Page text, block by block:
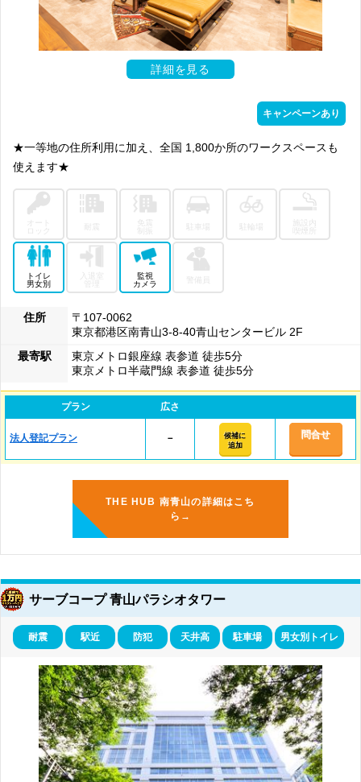
詳細を見る
キャンペーンあり
★一等地の住所利用に加え、全国 1,800か所のワークスペースも
使えます★
喫煙所
トイレ
男女別
入退室
監視
カメラ
警備員
住所
〒107-0062
東京都港区南青山3-8-40青山センタービル 2F
最寄駅
東京メトロ銀座線 表参道 徒歩5分
東京メトロ半蔵門線 表参道 徒歩5分
プラン 広さ
法人登記プラン －
候補に
追加
問合せ
THE HUB 南青山の詳細はこち
ら→
サーブコープ 青山パラシオタワー
耐震 駅近 防犯 天井高 駐車場 男女別トイレ